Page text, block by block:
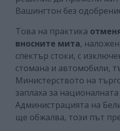
Вашингтон без
Това на практика
вносните мита,
спектър стоки, с
стомана и автомобили,
Министерството на
заплаха за
Администрацията на
ще обжалва, този път